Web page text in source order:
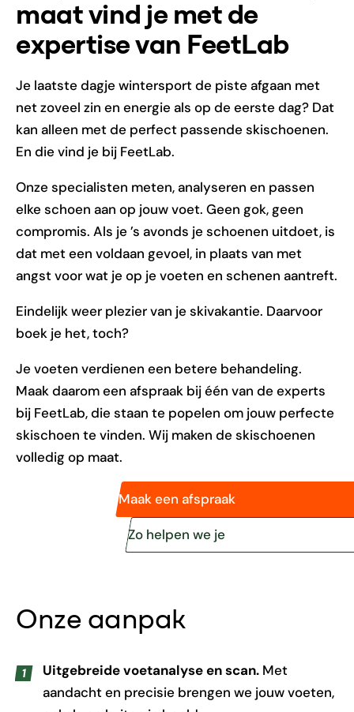
maat vind je met de
expertise van FeetLab
Je laatste dagje wintersport de piste afgaan met
net zoveel zin en energie als op de eerste dag? Dat
kan alleen met de perfect passende skischoenen.
En die vind je bij FeetLab.
Onze specialisten meten, analyseren en passen
elke schoen aan op jouw voet. Geen gok, geen
compromis. Als je ’s avonds je schoenen uitdoet, is
dat met een voldaan gevoel, in plaats van met
angst voor wat je op je voeten en schenen aantreft.
Eindelijk weer plezier van je skivakantie. Daarvoor
boek je het, toch?
Je voeten verdienen een betere behandeling.
Maak daarom een afspraak bij één van de experts
bij FeetLab, die staan te popelen om jouw perfecte
skischoen te vinden. Wij maken de skischoenen
volledig op maat.
Maak een afspraak
Zo helpen we je
Onze aanpak
Uitgebreide voetanalyse en scan.Met
aandacht en precisie brengen we jouw voeten,